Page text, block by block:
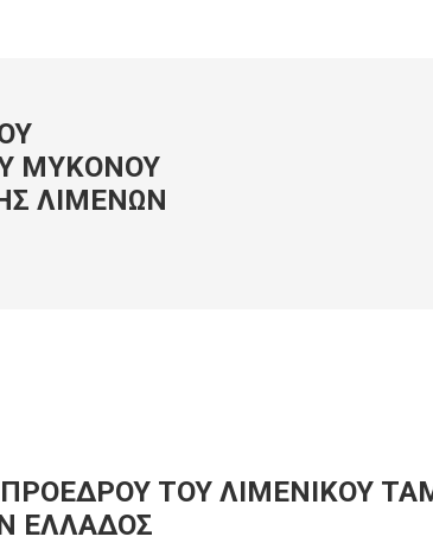
ΜΥΚΟΝΟΥ
ΛΙΜΕΝΩΝ
ΤΟΥ ΛΙΜΕΝΙΚΟΥ
ΕΛΛΑΔΟΣ